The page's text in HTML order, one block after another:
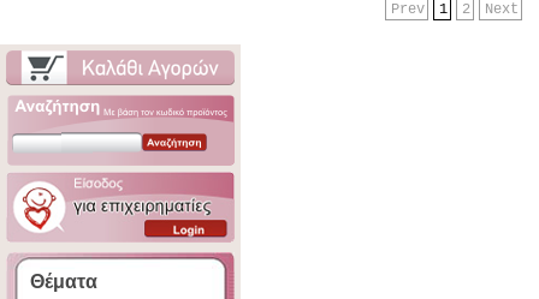
Next
2
1
Prev
Θέματα